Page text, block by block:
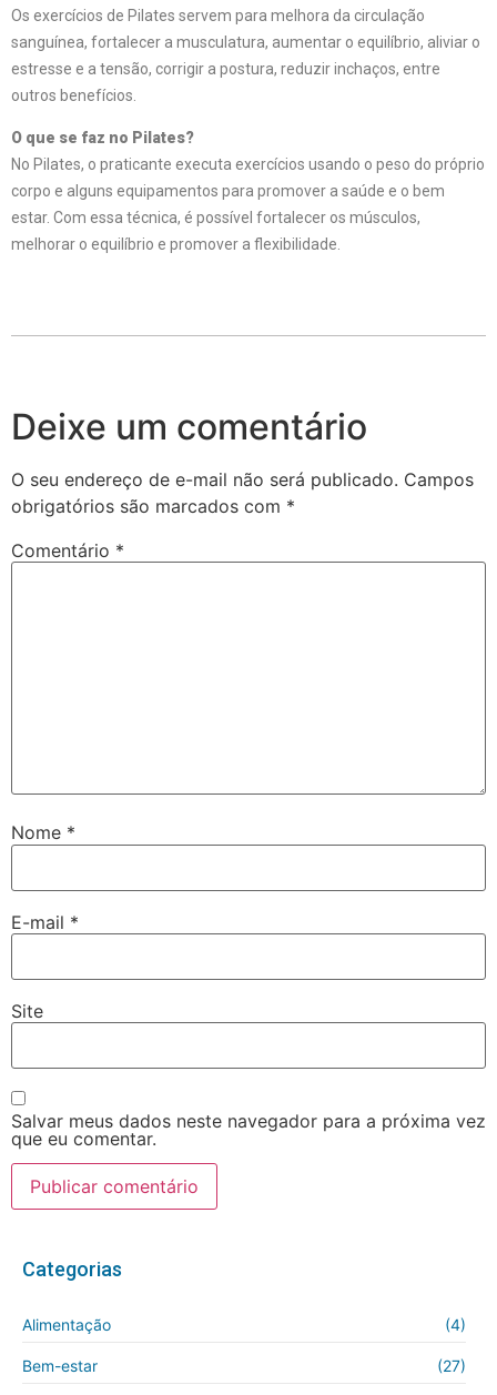
Os exercícios de Pilates servem para melhora da circulação
sanguínea, fortalecer a musculatura, aumentar o equilíbrio, aliviar o
estresse e a tensão, corrigir a postura, reduzir inchaços, entre
outros benefícios.
O que se faz no Pilates?
No Pilates, o praticante executa exercícios usando o peso do próprio
corpo e alguns equipamentos para promover a saúde e o bem
estar. Com essa técnica, é possível fortalecer os músculos,
melhorar o equilíbrio e promover a flexibilidade.
Deixe um comentário
O seu endereço de e-mail não será publicado. Campos
obrigatórios são marcados com *
Comentário *
Nome *
E-mail *
Site
Salvar meus dados neste navegador para a próxima vez
que eu comentar.
Categorias
Alimentação (4)
Bem-estar (27)